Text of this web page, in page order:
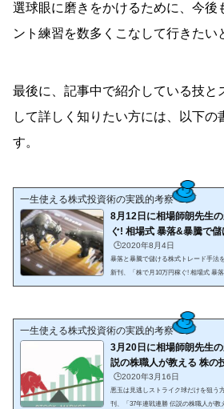
選球眼に磨きをかけるために、今後
ント練習を数多くこなして行きたい
最後に、記事中で紹介している技と
して詳しく知りたい方には、以下の
す。
一生使える株式投資術の実践的考察
8月12日に相場師朗先生
ぐ! 相場式 暴落&暴騰で儲
🕒️2020年8月4日
暴落と暴騰で儲ける株式トレード手法
新刊、「株で月10万円稼ぐ! 相場式 暴
れます！以下は紹介文からの抜粋です
一生使える株式投資術の実践的考察
3月20日に相場師朗先生
説の株職人が教える 株の
🕒️2020年3月16日
悪玉は見逃しストライク球だけを狙う
刊、「37年連戦連勝 伝説の株職人が